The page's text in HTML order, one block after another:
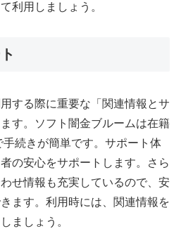
利用しましょう。
する際に重要な「関連情報とサ
す。ソフト闇金ブルームは在籍
続きが簡単です。サポート体
の安心をサポートします。さら
せ情報も充実しているので、安
ます。利用時には、関連情報を
ましょう。